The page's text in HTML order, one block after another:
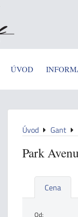
ÚVOD
Úvod Gant
Park
Cena
Od: